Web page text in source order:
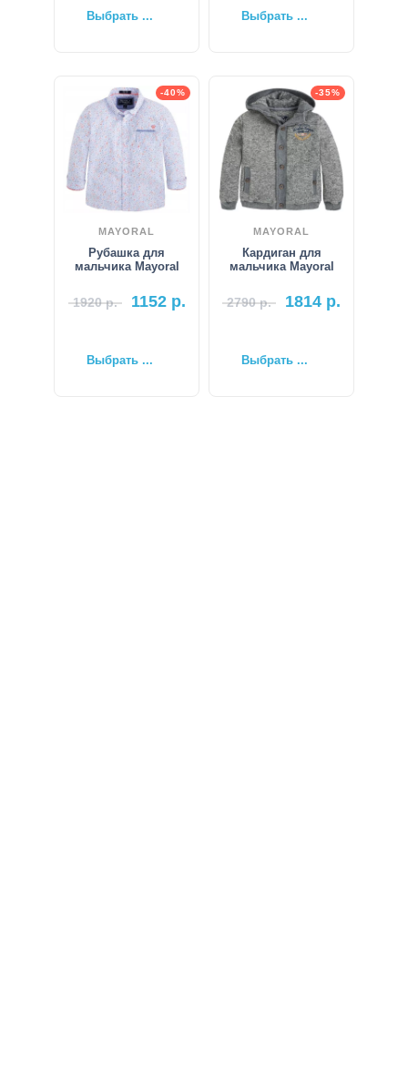
Выбрать ... Выбрать ...
-40%
MAYORAL
Рубашка для
мальчика Mayoral
1920р. 1152р.
Выбрать ...
-35%
MAYORAL
Кардиган для
мальчика Mayoral
2790р. 1814 р.
Выбрать ...